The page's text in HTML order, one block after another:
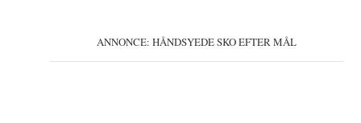
ANNONCE: HÅNDSYEDE SKO EFTER MÅL